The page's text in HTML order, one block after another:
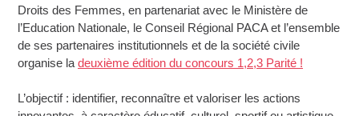
Droits des Femmes, en partenariat avec le Ministère de
l’Education Nationale, le Conseil Régional PACA et l’ensemble
de ses partenaires institutionnels et de la société civile
organise ladeuxième édition du concours 1,2,3 Parité !
L’objectif : identifier, reconnaître et valoriser les actions